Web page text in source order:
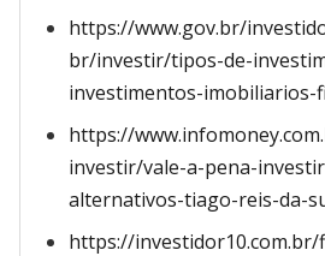
https://www.gov.br/
br/investir/tipos-de-
investimentos-imobiliarios-
https://
investir/vale-a-pena-
alternativos-tiago-reis-da-
https://